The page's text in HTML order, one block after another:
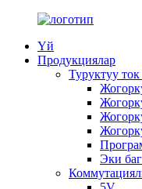
Үй
Продукциялар
Туруктуу
Эки